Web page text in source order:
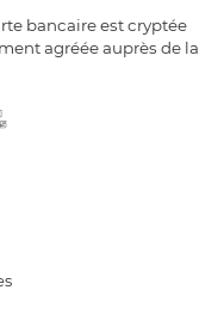
bancaire est cryptée
agréée auprès de la